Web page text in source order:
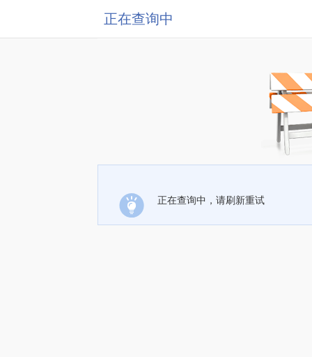
正在查询中
正在查询中，请刷新重试